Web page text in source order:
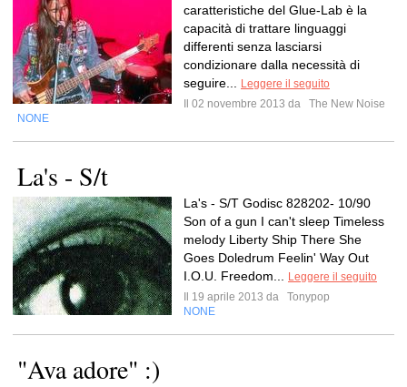
caratteristiche del Glue-Lab è la
capacità di trattare linguaggi
differenti senza lasciarsi
condizionare dalla necessità di
seguire...
Leggere il seguito
Il 02 novembre 2013 da
The New Noise
NONE
La's - S/t
La's - S/T Godisc 828202- 10/90
Son of a gun I can't sleep Timeless
melody Liberty Ship There She
Goes Doledrum Feelin' Way Out
I.O.U. Freedom...
Leggere il seguito
Il 19 aprile 2013 da
Tonypop
NONE
"Ava adore" :)